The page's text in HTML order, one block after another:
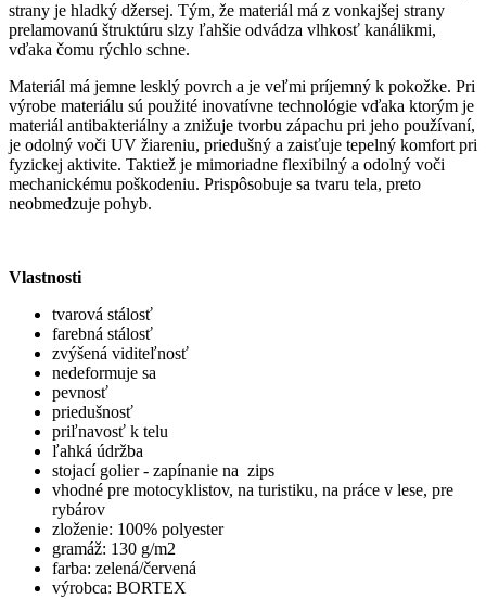
strany je hladký džersej. Tým, že materiál má z vonkajšej strany
prelamovanú štruktúru slzy ľahšie odvádza vlhkosť kanálikmi,
vďaka čomu rýchlo schne.
Materiál má jemne lesklý povrch a je veľmi príjemný k pokožke. Pri
výrobe materiálu sú použité inovatívne technológie vďaka ktorým je
materiál antibakteriálny a znižuje tvorbu zápachu pri jeho používaní,
je odolný voči UV žiareniu, priedušný a zaisťuje tepelný komfort pri
fyzickej aktivite. Taktiež je mimoriadne flexibilný a odolný voči
mechanickému poškodeniu. Prispôsobuje sa tvaru tela, preto
neobmedzuje pohyb.
Vlastnosti
tvarová stálosť
farebná stálosť
zvýšená viditeľnosť
nedeformuje sa
pevnosť
priedušnosť
priľnavosť k telu
ľahká údržba
stojací golier - zapínanie na zips
vhodné pre motocyklistov, na turistiku, na práce v lese, pre
rybárov
zloženie: 100% polyester
gramáž: 130 g/m2
farba: zelená/červená
výrobca: BORTEX